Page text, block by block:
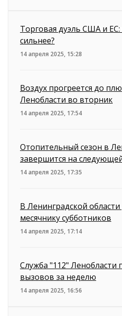
Торговая дуэль США и ЕС:
сильнее?
14 апреля 2025, 15:28
Воздух прогреется до
Ленобласти во вторник
14 апреля 2025, 17:54
Отопительный сезон в
завершится на
14 апреля 2025, 17:35
В Ленинградской области
месячнику субботников
14 апреля 2025, 17:14
Служба "112" Ленобласти
вызовов за неделю
14 апреля 2025, 16:56